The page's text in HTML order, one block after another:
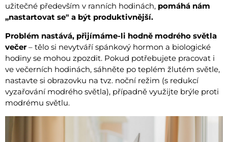
užitečné především v ranních hodinách, pomáhá nám
„nastartovat se" a být produktivnější.
Problém nastává, přijímáme-li hodně modrého světla
večer– tělo si nevytváří spánkový hormon a biologické
hodiny se mohou zpozdit. Pokud potřebujete pracovat i
ve večerních hodinách, sáhněte po teplém žlutém světle,
nastavte si obrazovku na tvz. noční režim (s redukcí
vyzařování modrého světla), případně využijte brýle proti
modrému světlu.